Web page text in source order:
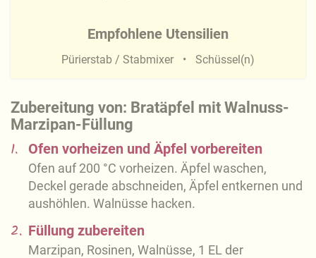
Zubereitung von: Bratäpfel mit Walnuss-
Marzipan-Füllung
1. Ofen vorheizen und Äpfel vorbereiten
Ofen auf 200 °C vorheizen. Äpfel waschen,
Deckel gerade abschneiden, Äpfel entkernen und
aushöhlen. Walnüsse hacken.
2. Füllung zubereiten
Marzipan, Rosinen, Walnüsse, 1 EL der
Empfohlene Utensilien
Pürierstab / Stabmixer Schüssel(n)